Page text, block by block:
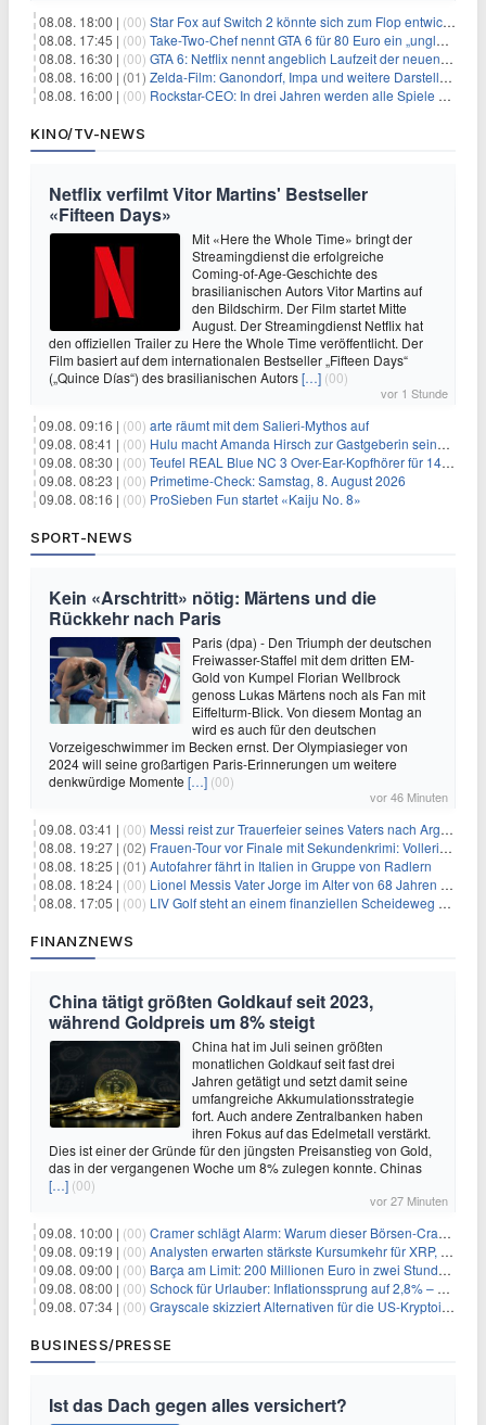
08.08. 18:00 | (00) Star Fox auf Switch 2 könnte sich zum Flop entwickeln
08.08. 17:45 | (00) Take-Two-Chef nennt GTA 6 für 80 Euro ein „unglaubliches Schnäppchen“
08.08. 16:30 | (00) GTA 6: Netflix nennt angeblich Laufzeit der neuen Gameplay-Präsentation
08.08. 16:00 | (01) Zelda-Film: Ganondorf, Impa und weitere Darsteller sollen feststehen
08.08. 16:00 | (00) Rockstar-CEO: In drei Jahren werden alle Spiele gestreamt
KINO/TV-NEWS
Netflix verfilmt Vitor Martins' Bestseller
«Fifteen Days»
Mit «Here the Whole Time» bringt der
Streamingdienst die erfolgreiche
Coming-of-Age-Geschichte des
brasilianischen Autors Vitor Martins auf
den Bildschirm. Der Film startet Mitte
August. Der Streamingdienst Netflix hat
den offiziellen Trailer zu Here the Whole Time veröffentlicht. Der
Film basiert auf dem internationalen Bestseller „Fifteen Days“
(„Quince Días“) des brasilianischen Autors[…] (00)
vor 1 Stunde
09.08. 09:16 | (00) arte räumt mit dem Salieri-Mythos auf
09.08. 08:41 | (00) Hulu macht Amanda Hirsch zur Gastgeberin seines Reality-Podcasts
09.08. 08:30 | (00) Teufel REAL Blue NC 3 Over-Ear-Kopfhörer für 149,99€
09.08. 08:23 | (00) Primetime-Check: Samstag, 8. August 2026
09.08. 08:16 | (00) ProSieben Fun startet «Kaiju No. 8»
SPORT-NEWS
Kein «Arschtritt» nötig: Märtens und die
Rückkehr nach Paris
Paris (dpa) - Den Triumph der deutschen
Freiwasser-Staffel mit dem dritten EM-
Gold von Kumpel Florian Wellbrock
genoss Lukas Märtens noch als Fan mit
Eiffelturm-Blick. Von diesem Montag an
wird es auch für den deutschen
Vorzeigeschwimmer im Becken ernst. Der Olympiasieger von
2024 will seine großartigen Paris-Erinnerungen um weitere
denkwürdige Momente […] (00)
vor 46 Minuten
09.08. 03:41 | (00) Messi reist zur Trauerfeier seines Vaters nach Argentinien
08.08. 19:27 | (02) Frauen-Tour vor Finale mit Sekundenkrimi: Vollering in Gelb
08.08. 18:25 | (01) Autofahrer fährt in Italien in Gruppe von Radlern
08.08. 18:24 | (00) Lionel Messis Vater Jorge im Alter von 68 Jahren gestorben
08.08. 17:05 | (00) LIV Golf steht an einem finanziellen Scheideweg auf der Suche nach neuen Investitionen
FINANZNEWS
China tätigt größten Goldkauf seit 2023,
während Goldpreis um 8% steigt
China hat im Juli seinen größten
monatlichen Goldkauf seit fast drei
Jahren getätigt und setzt damit seine
umfangreiche Akkumulationsstrategie
fort. Auch andere Zentralbanken haben
ihren Fokus auf das Edelmetall verstärkt.
Dies ist einer der Gründe für den jüngsten Preisanstieg von Gold,
das in der vergangenen Woche um 8% zulegen konnte. Chinas
[…] (00)
vor 27 Minuten
09.08. 10:00 | (00) Cramer schlägt Alarm: Warum dieser Börsen-Crash die beste Einstiegschance seit Monaten ist
09.08. 09:19 | (00) Analysten erwarten stärkste Kursumkehr für XRP, während Polymarket skeptisch bleibt
09.08. 09:00 | (00) Barça am Limit: 200 Millionen Euro in zwei Stunden – warum dieser Schuldentrip hochgefährlich wird
09.08. 08:00 | (00) Schock für Urlauber: Inflationssprung auf 2,8% – Diese Preise explodieren jetzt
09.08. 07:34 | (00) Grayscale skizziert Alternativen für die US-Kryptoindustrie ohne CLARITY Act
BUSINESS/PRESSE
Ist das Dach gegen alles versichert?